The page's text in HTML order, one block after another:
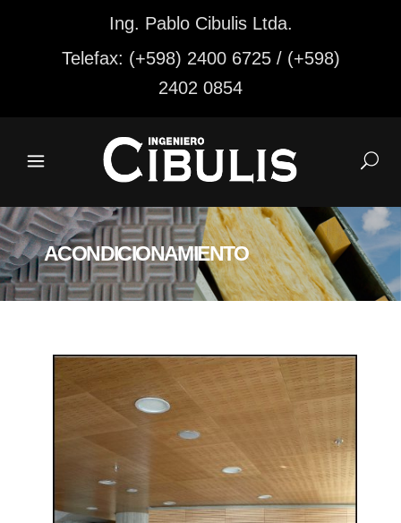
Ing. Pablo Cibulis Ltda.
Telefax: (+598) 2400 6725 / (+598)
2402 0854
ACONDICIONAMIENTO